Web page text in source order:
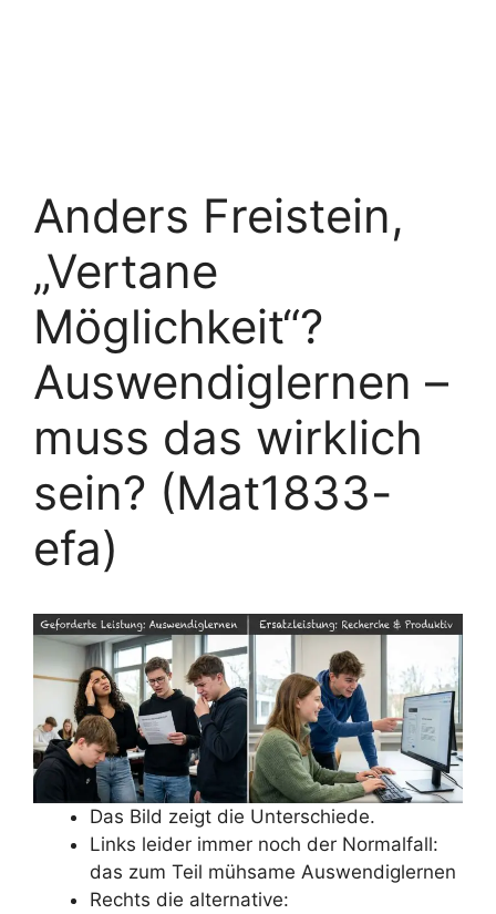
Anders Freistein,
„Vertane
Möglichkeit“?
Auswendiglernen –
muss das wirklich
sein? (Mat1833-
efa)
Das Bild zeigt die Unterschiede.
Links leider immer noch der Normalfall:
das zum Teil mühsame Auswendiglernen
Rechts die alternative: